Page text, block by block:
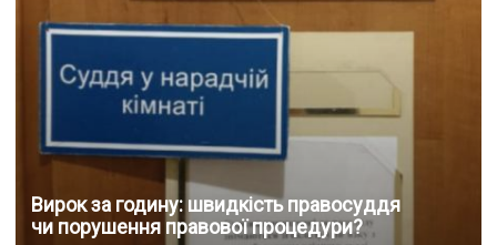
Вирок за годину: швидкість правосуддя
чи порушення правової процедури?